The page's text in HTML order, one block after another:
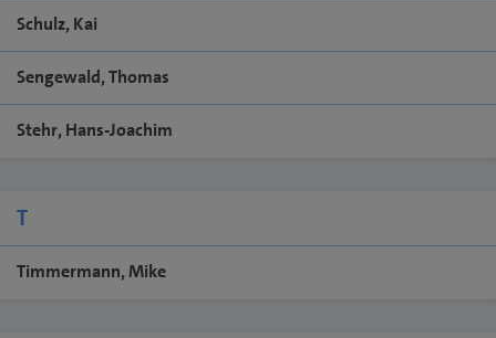
Schulz, Kai
Sengewald, Thomas
Stehr, Hans-Joachim
T
Timmermann, Mike